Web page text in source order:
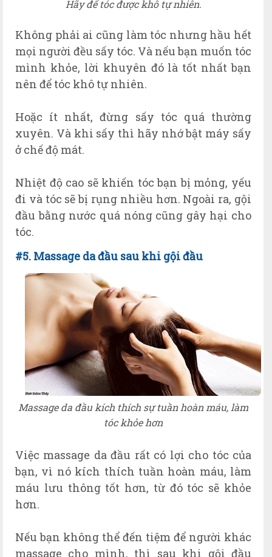
Hãy để tóc được khô tự nhiên.
Không phải ai cũng làm tóc nhưng hầu hết
mọi người đều sấy tóc. Và nếu bạn muốn tóc
mình khỏe, lời khuyên đó là tốt nhất bạn
nên để tóc khô tự nhiên.
Hoặc ít nhất, đừng sấy tóc quá thường
xuyên. Và khi sấy thì hãy nhớ bật máy sấy
ở chế độ mát.
Nhiệt độ cao sẽ khiến tóc bạn bị mỏng, yếu
đi và tóc sẽ bị rụng nhiều hơn. Ngoài ra, gội
đầu bằng nước quá nóng cũng gây hại cho
tóc.
#5. Massage da đầu sau khi gội đầu
Massage da đầu kích thích sự tuần hoàn máu, làm
tóc khỏe hơn
Việc massage da đầu rất có lợi cho tóc của
bạn, vì nó kích thích tuần hoàn máu, làm
máu lưu thông tốt hơn, từ đó tóc sẽ khỏe
hơn.
Nếu bạn không thể đến tiệm để người khác
massage cho mình, thì sau khi gội đầu